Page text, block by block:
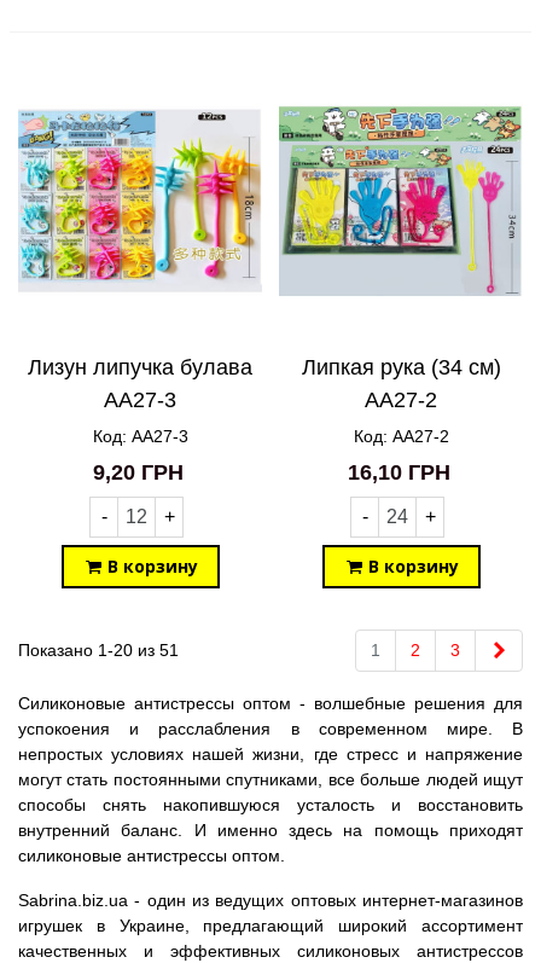
Лизун липучка булава
AA27-3
Код: AA27-3
9,20 ГРН
- +
В корзину
Липкая рука (34 см)
AA27-2
Код: AA27-2
16,10 ГРН
- +
В корзину
Показано 1-20 из 51 1 2 3
Силиконовые антистрессы оптом - волшебные решения для
успокоения и расслабления в современном мире. В
непростых условиях нашей жизни, где стресс и напряжение
могут стать постоянными спутниками, все больше людей ищут
способы снять накопившуюся усталость и восстановить
внутренний баланс. И именно здесь на помощь приходят
силиконовые антистрессы оптом.
Sabrina.biz.ua - один из ведущих оптовых интернет-магазинов
игрушек в Украине, предлагающий широкий ассортимент
качественных и эффективных силиконовых антистрессов